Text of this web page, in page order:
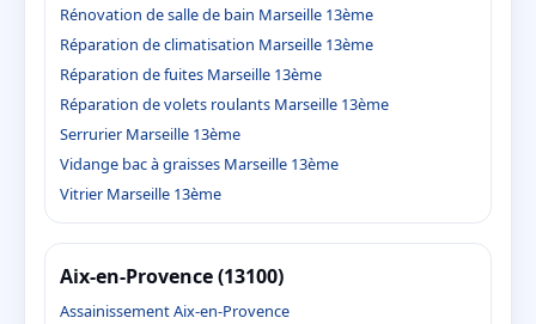
Rénovation de salle de bain Marseille 13ème
Réparation de climatisation Marseille 13ème
Réparation de fuites Marseille 13ème
Réparation de volets roulants Marseille 13ème
Serrurier Marseille 13ème
Vidange bac à graisses Marseille 13ème
Vitrier Marseille 13ème
Aix-en-Provence (13100)
Assainissement Aix-en-Provence